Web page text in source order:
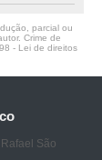
parcial ou
Crime de
- Lei de direitos
São